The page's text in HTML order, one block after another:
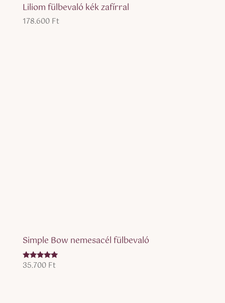
Liliom fülbevaló kék zafírral
178.600 Ft
Simple Bow nemesacél fülbevaló
Értékelés:
35.700 Ft